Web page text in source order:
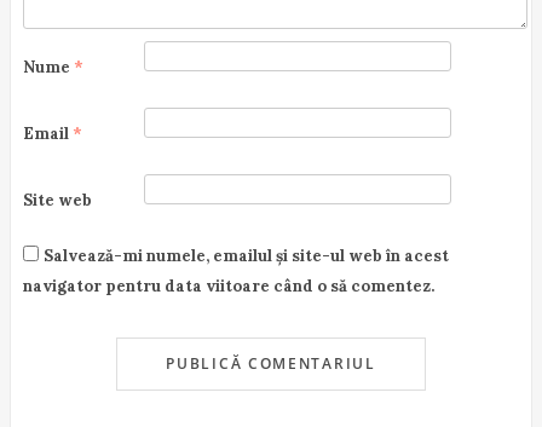
Nume *
Email *
Site web
Salvează-mi numele, emailul și site-ul web în acest
navigator pentru data viitoare când o să comentez.